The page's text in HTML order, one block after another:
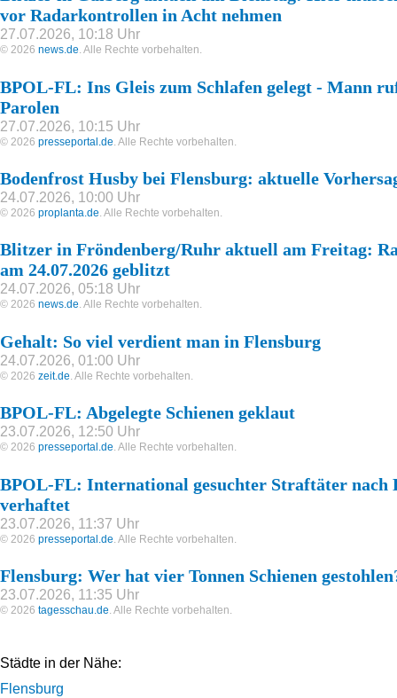
vor Radarkontrollen in Acht nehmen
27.07.2026, 10:18 Uhr
© 2026 news.de. Alle Rechte vorbehalten.
BPOL-FL: Ins Gleis zum Schlafen gelegt - Mann
Parolen
27.07.2026, 10:15 Uhr
© 2026 presseportal.de . Alle Rechte vorbehalten.
Bodenfrost Husby bei Flensburg: aktuelle
24.07.2026, 10:00 Uhr
© 2026 proplanta.de. Alle Rechte vorbehalten.
Blitzer in Fröndenberg/Ruhr aktuell am Freitag:
am 24.07.2026 geblitzt
24.07.2026, 05:18 Uhr
© 2026 news.de. Alle Rechte vorbehalten.
Gehalt: So viel verdient man in Flensburg
24.07.2026, 01:00 Uhr
© 2026 zeit.de. Alle Rechte vorbehalten.
BPOL-FL: Abgelegte Schienen geklaut
23.07.2026, 12:50 Uhr
© 2026 presseportal.de. Alle Rechte vorbehalten.
BPOL-FL: International gesuchter Straftäter nach
verhaftet
23.07.2026, 11:37 Uhr
© 2026 presseportal.de . Alle Rechte vorbehalten.
Flensburg: Wer hat vier Tonnen Schienen
23.07.2026, 11:35 Uhr
© 2026 tagesschau.de. Alle Rechte vorbehalten.
Städte in der Nähe:
Flensburg